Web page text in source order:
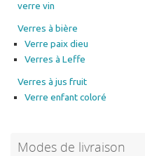
verre vin
Verres à bière
Verre paix dieu
Verres à Leffe
Verres à jus fruit
Verre enfant coloré
Modes de livraison